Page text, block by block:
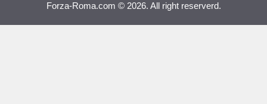
Forza-Roma.com © 2026. All right reserverd.